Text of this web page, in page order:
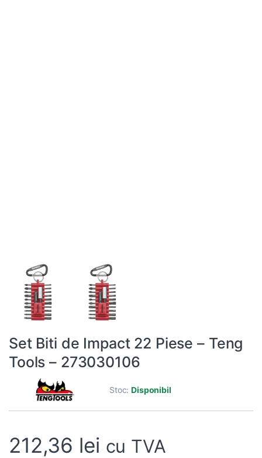
Set Biti de Impact 22 Piese – Teng
Tools – 273030106
Stoc:Disponibil
212,36 lei cu TVA